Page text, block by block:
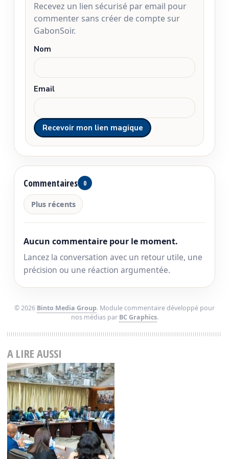
Recevez un lien sécurisé par email pour
commenter sans créer de compte sur
GabonSoir.
Nom
Email
Commentaires 0
Plus récents
Aucun commentaire pour le moment.
Lancez la conversation avec un retour utile, une
précision ou une réaction argumentée.
© 2026 Binto Media Group. Module commentaire développé pour
nos médias par BC Graphics.
A LIRE AUSSI